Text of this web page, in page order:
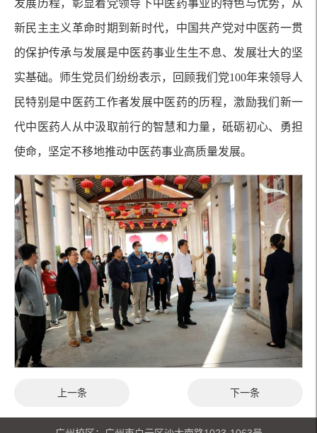
发展历程，彰显着党领导下中医药事业的特色与优势，从
新民主主义革命时期到新时代，中国共产党对中医药一贯
的保护传承与发展是中医药事业生生不息、发展壮大的坚
实基础。师生党员们纷纷表示，回顾我们党100年来领导人
民特别是中医药工作者发展中医药的历程，激励我们新一
代中医药人从中汲取前行的智慧和力量，砥砺初心、勇担
使命，坚定不移地推动中医药事业高质量发展。
上一条 下一条